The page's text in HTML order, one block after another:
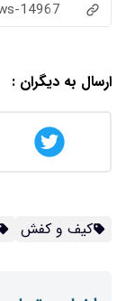
14967
ارسال به دیگران :
کیف و کفش